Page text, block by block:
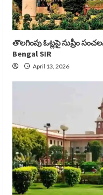
తొలగింపు ఓట్లపై సుప్రీం
Bengal SIR
April 13, 2026